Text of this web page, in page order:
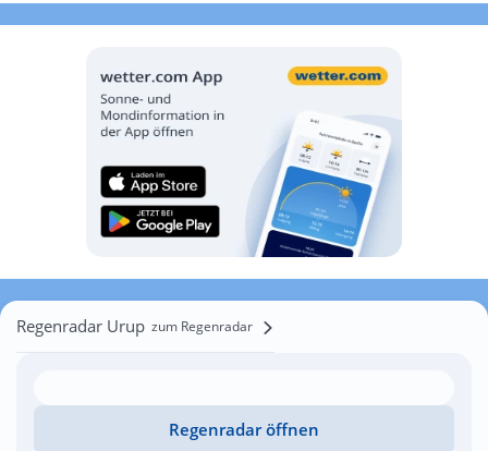
Regenradar Urup zum Regenradar
Regenradar öffnen